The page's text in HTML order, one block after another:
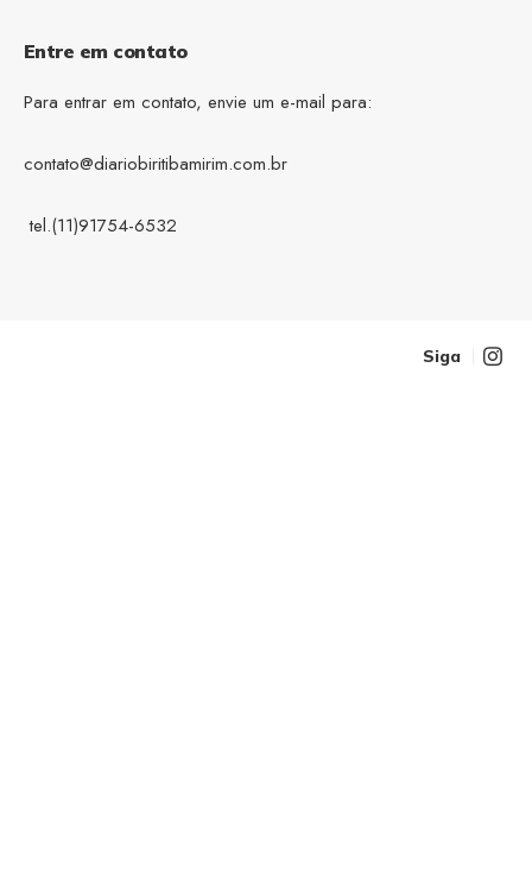
Entre em contato
Para entrar em contato, envie um e-mail para:
contato@diariobiritibamirim.com.br
tel.(11)91754-6532
Siga